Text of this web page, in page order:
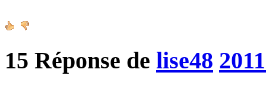
15 Réponse de lise48